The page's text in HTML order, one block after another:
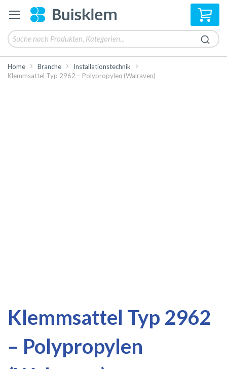
Home Branche
Installationstechnik
Klemmsattel Typ 2962 – Polypropylen (Walraven)
Klemmsattel Typ 2962
– Polypropylen
Ende
Bildergalerie
springen
Anfang
Bildergalerie
springen